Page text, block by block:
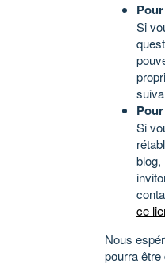
Si
Si
blog,
ce
Nous
pourra